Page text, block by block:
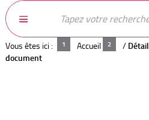
Vous êtes ici : Accueil /
document